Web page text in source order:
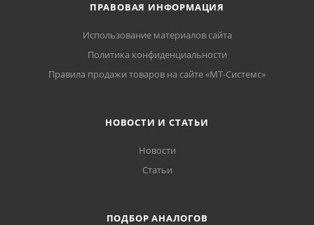
ПРАВОВАЯ ИНФОРМАЦИЯ
Использование материалов сайта
Политика конфиденциальности
Правила продажи товаров на сайте «МТ-Системс»
НОВОСТИ И СТАТЬИ
Новости
Статьи
ПОДБОР АНАЛОГОВ